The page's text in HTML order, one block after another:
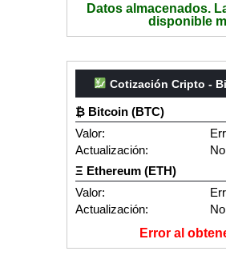
Datos almacenados.
disponible
Cotización Cripto -
₿ Bitcoin (BTC)
Valor:
Actualización:
Ξ Ethereum (ETH)
Valor:
Actualización:
Error al